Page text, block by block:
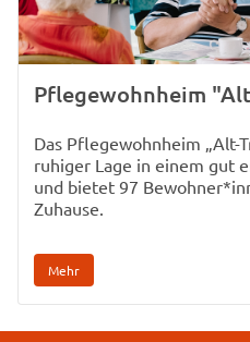
Pflegewohnheim
Das Pflegewohnheim „Alt-
ruhiger Lage in einem gut
und bietet 97
Zuhause.
Mehr